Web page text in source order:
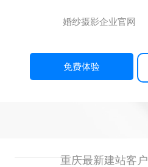
婚纱摄影企业官网
免费体验
————————————————
重庆最新建站客户